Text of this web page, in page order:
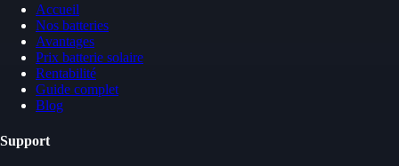
Accueil
Nos batteries
Avantages
Prix batterie solaire
Rentabilité
Guide complet
Blog
Support